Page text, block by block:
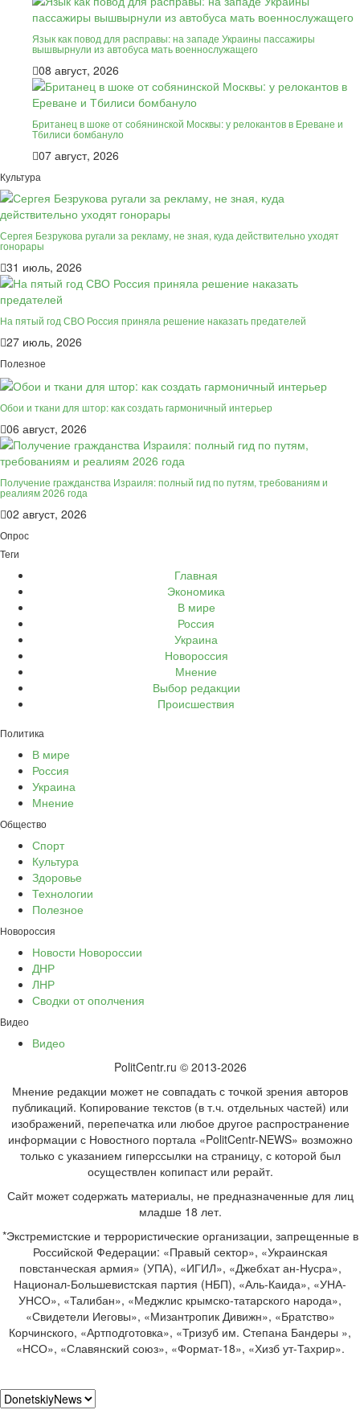
Язык как повод для расправы: на западе Украины пассажиры
вышвырнули из автобуса мать военнослужащего
08 август, 2026
Британец в шоке от собянинской Москвы: у релокантов в Ереване и
Тбилиси бомбануло
07 август, 2026
Культура
Сергея Безрукова ругали за рекламу, не зная, куда действительно уходят
гонорары
31 июль, 2026
На пятый год СВО Россия приняла решение наказать предателей
27 июль, 2026
Полезное
Обои и ткани для штор: как создать гармоничный интерьер
06 август, 2026
Получение гражданства Израиля: полный гид по путям, требованиям и
реалиям 2026 года
02 август, 2026
Опрос
Теги
Главная
Экономика
В мире
Россия
Украина
Новороссия
Мнение
Выбор редакции
Происшествия
Политика
В мире
Россия
Украина
Мнение
Общество
Спорт
Культура
Здоровье
Технологии
Полезное
Новороссия
Новости Новороссии
ДНР
ЛНР
Сводки от ополчения
Видео
Видео
PolitCentr.ru © 2013-2026
Мнение редакции может не совпадать с точкой зрения авторов
публикаций. Копирование текстов (в т.ч. отдельных частей) или
изображений, перепечатка или любое другое распространение
информации с Новостного портала «PolitCentr-NEWS» возможно
только с указанием гиперссылки на страницу, с которой был
осуществлен копипаст или рерайт.
Сайт может содержать материалы, не предназначенные для лиц
младше 18 лет.
*Экстремистские и террористические организации, запрещенные в
Российской Федерации: «Правый сектор», «Украинская
повстанческая армия» (УПА), «ИГИЛ», «Джебхат ан-Нусра»,
Национал-Большевистская партия (НБП), «Аль-Каида», «УНА-
УНСО», «Талибан», «Меджлис крымско-татарского народа»,
«Свидетели Иеговы», «Мизантропик Дивижн», «Братство»
Корчинского, «Артподготовка», «Тризуб им. Степана Бандеры »,
«НСО», «Славянский союз», «Формат-18», «Хизб ут-Тахрир».